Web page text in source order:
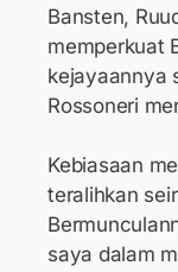
Bansten,
memperkuat
kejayaannya
Rossoneri
Kebiasaan
teralihkan
saya dalam